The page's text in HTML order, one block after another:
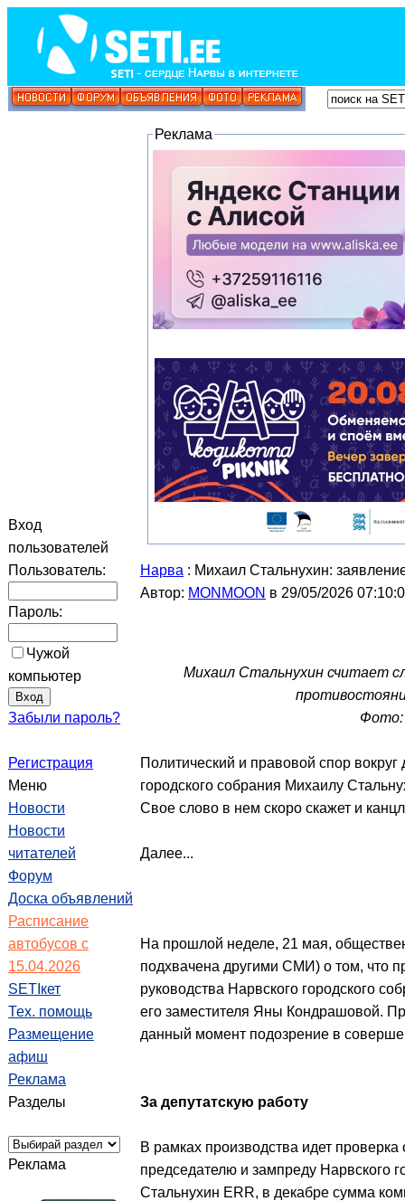
Вход
пользователей
Пользователь:
Пароль:
Чужой
компьютер
Забыли пароль?
Регистрация
Меню
Новости
Новости
читателей
Форум
Доска объявлений
Расписание
автобусов с
15.04.2026
SETIкет
Тех. помощь
Размещение
афиш
Реклама
Разделы
Реклама
Реклама
Нарва : Михаил Стальнухин:
Автор: MONMOON в 29/05/2026
Михаил Стальнухин считает
Фото:
Политический и правовой спор
городского собрания Михаилу
Свое слово в нем скоро скажет и
Далее...
На прошлой неделе, 21 мая,
подхвачена другими СМИ) о том, что
руководства Нарвского городского
его заместителя Яны Кондрашовой.
данный момент подозрение в
За депутатскую работу
В рамках производства идет
председателю и зампреду Нарвского
Стальнухин ERR, в декабре сумма